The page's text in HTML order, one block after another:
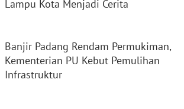
Lampu Kota Menjadi Cerita
Banjir Padang Rendam Permukiman,
Kementerian PU Kebut Pemulihan
Infrastruktur